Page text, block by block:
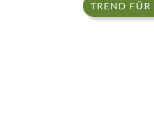
TREND FÜR